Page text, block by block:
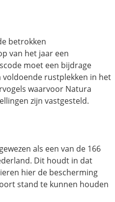
betrokken
van het jaar een
moet een bijdrage
rustplekken in het
waarvoor Natura
zijn vastgesteld.
als een van de 166
Dit houdt in dat
hier de bescherming
stand te kunnen houden